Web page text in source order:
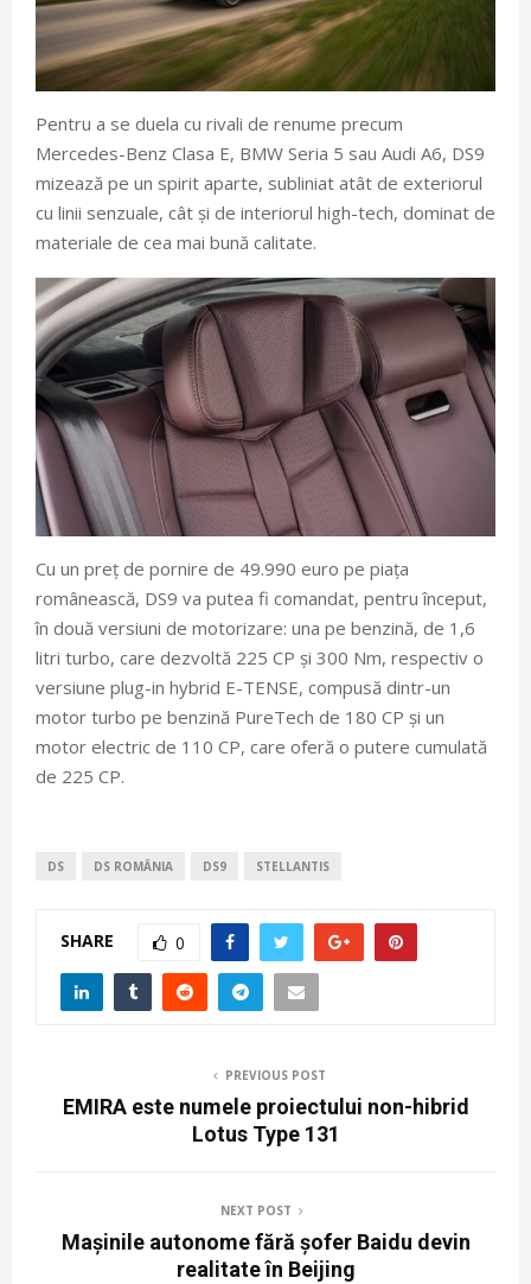
Pentru a se duela cu rivali de renume precum
Mercedes-Benz Clasa E, BMW Seria 5 sau Audi A6, DS9
mizează pe un spirit aparte, subliniat atât de exteriorul
cu linii senzuale, cât și de interiorul high-tech, dominat de
materiale de cea mai bună calitate.
Cu un preț de pornire de 49.990 euro pe piața
românească, DS9 va putea fi comandat, pentru început,
în două versiuni de motorizare: una pe benzină, de 1,6
litri turbo, care dezvoltă 225 CP și 300 Nm, respectiv o
versiune plug-in hybrid E-TENSE, compusă dintr-un
motor turbo pe benzină PureTech de 180 CP și un
motor electric de 110 CP, care oferă o putere cumulată
de 225 CP.
DS DS ROMÂNIA DS9 STELLANTIS
SHARE 0
PREVIOUS POST
EMIRA este numele proiectului non-hibrid
Lotus Type 131
NEXT POST
Mașinile autonome fără șofer Baidu devin
realitate în Beijing